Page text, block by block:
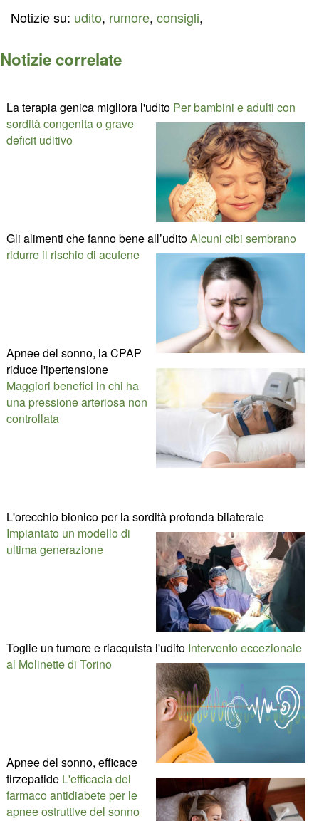
Notizie su: udito, rumore, consigli,
Notizie correlate
La terapia genica migliora l'udito Per bambini e adulti con
sordità congenita o grave
deficit uditivo
Gli alimenti che fanno bene all’uditoAlcuni cibi sembrano
ridurre il rischio di acufene
Apnee del sonno, la CPAP
riduce l'ipertensione
Maggiori benefici in chi ha
una pressione arteriosa non
controllata
L'orecchio bionico per la sordità profonda bilaterale
Impiantato un modello di
ultima generazione
Toglie un tumore e riacquista l'udito Intervento eccezionale
al Molinette di Torino
Apnee del sonno, efficace
tirzepatide L'efficacia del
farmaco antidiabete per le
apnee ostruttive del sonno